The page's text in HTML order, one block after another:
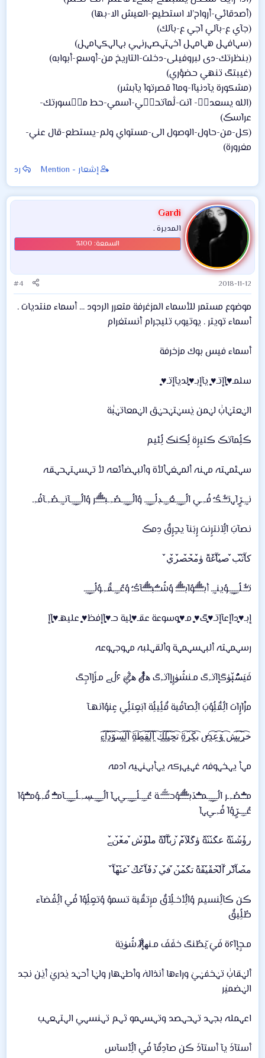
(أصدقائي-أرواح’لا استطيع-العيش الا-بها)
(جآي ع-بآلي آجي ع-بآلك)
(سہافہل هہامہل آخہتہصہرنہي بہالہكہامہل)
(بنظرتك-دى لبروفيلى-دخلت-التاريخ من-أوسع-أبوابه)
(غيبتگ تنهي حضؤري)
(مشكورة يآدنيآا-وماآ قصرتوآ يآبشر)
(الله يسعدڪۧ- آنت-ڷمآتحڪۧي-آسمي-حط مڪۧسورتك-
عرآسڪ)
(كل-من-حاول-الوصول الى-مستواي ولم-يستطع-قال عني-
مغرورة)
إشعار - Mention رد
Gardi
المديرة .
2018-11-12
#4
موضوع مستمر للأسماء المزغرفة متعرر الردود ... أسماء منتديات .
أسماء تويتر . يوتيوب تليجرام أنستغرام
أسماء فيس بوك مزخرفة
سلمـ♥̨̥̬̩آإتـ♥̨̥̬̩ يآإبـ♥̨̥̬̩لديآإتـ♥̨̥̬̩
الہٰعتہٰابٰٰ لہٰمن يٰسہٰتہٰحہٰق الہٰمعاتہٰبٰٰة
ڪلُِمآتڪ ڪتيرٍة لُِڪنڪ لُِئيم
سہئمہتہ مہنہ ألمہغہألأة وألبہضأئعہ لأ تہسہتہحہقہ
نـِِـِـڒٍآﮩتـٌـٌٌـكُـُ فُـ,ـي آلُـِـِِـِِِـِِـِـعٌـِـِِـِـڊلُـِـِِـِِِـِِـِـ وُآلُـِـِِـِِِـِِـِـصُـ,ـبـٌـٌٌـٌٌٌـٌٌـٌر وُآلُـِـِِـِِِـِِـِـآنـِِـِـصُـ,ـآفُـ,ـ
نصآبَ آلُِآنترٍنت رٍبَنآ يحٍرٍقٌ دِمڪ
ك̀́آ̀́ت̀́ب̀́ ص̀́ي̀́آ̀́غ̀́ة ۈ̀́م̀́ح̀́ص̀́ر̀́ي̀́
تـٌـٌٌـلُـِـِِـِِِـِِـِـوُينـِِـِـ أبـٌـٌٌـٌٌٌـٌٌـٌوُآبـٌـٌٌـٌٌٌـٌٌـٌ وُشُـُـُُـُبـٌـٌٌـٌٌٌـٌٌـٌآكُـُ وُعٌـِـِِـِـقٌـ,ـوُلُـِـِِـِِِـِِـِـ
إبـ♥̨̥̬̩دآإعآإتـ♥̨̥̬̩گ♥̨̥̬̩ مـ♥̨̥̬̩وسوعة عقـ♥̨̥̬̩لية حـ♥̨̥̬̩آإفظ♥̨̥̬̩ عليهـ♥̨̥̬̩آإ
رسہمہتہ ألبہسہمہة وألقہلبہ مہوجہوعہ
فَيَسًٌُُ̜̌بۈگإآتـ,گ مـنشُۈرٍإآتـ,گ ه̷̸̐لُ ه̷̸̐يَ ۶لُﮯ مـزًإآجٍگ
مزْآرٍآت آلُِقٌلُِوُبَ آلُِصآفُية قٌلُِيلُِة آبَعٍتلُِي عٍنوُآنهـآ
خ̯͡ر̯͡ب̯͡ش̯͡ ۆ̯͡ع̯͡ض ب̯͡ك̯͡ر̯͡ة ت̯͡ج̯͡ي̯͡ل̯͡ك̯͡ آ̯͡ل̯͡ق̯͡ط̯͡ة آ̯͡ل̯͡س̯͡ۆ̯͡د̯͡آ̯͡ء
مہأ يہخہوفہ غہيہركہ يہأبہنہيہ آدمہ
مـْـْْـْصُـ,ـر آلُـِـِِـِِِـِِـِـمـْـْْـْڏبـٌـٌٌـٌٌٌـٌٌـٌوُحـًـًًـًًًـًًـًـة عٌـِـِِـِـلُـِـِِـِِِـِِـِـيﮩآ آلُـِـِِـِِِـِِـِـڛـ,ـلُـِـِِـِِِـِِـِـآمـْـْْـْ قٌـ,ـوُمـْـْْـْوُآ
عٌـِـِِـِـڒٍوُآ فُـ,ـيﮩآ
ر̀́ۈ̀́ش̀́ن̀́ة ع̀́ك̀́ن̀́ن̀́ة ۈ̀́ك̀́ل̀́آ̀́م̀́ ز̀́ب̀́آ̀́ل̀́ة م̀́ل̀́ۈ̀́ش̀́ م̀́ع̀́ن̀́ﮯ
م̀́ص̀́آ̀́ئر̀́ آ̀́ل̀́ح̀́ق̀́ي̀́ق̀́ة ت̀́ك̀́م̀́ن̀́ ف̀́ي̀́ د̀́ف̀́آ̀́ع̀́ك̀́ ع̀́ن̀́ه̀́آ̀́
ڪن ڪآلُِنسيم وُآلُِأخـلُِآقٌ مرٍتقٌية تسموُ وُتعٍلُِوُآ فُي آلُِفُضآء
طُلُِيقٌ
مـجٍإآ۶ة فَيَ ̜̌بطُنگ خفَفَ مـنه̷̸̐إآ شُۈيَة
ألہٰقابٰٰ تہٰخفہٰيٰ وراءها أنذالہٰ وأطہٰهار ولہٰا أحہٰد يٰدريٰ أيٰن نجد
الہٰضميٰر
اعہملہ بجہد تہحہصد وتہسہمو ثہم تہنسہي الہتہعہب
أستآذَ يآ أستآذَ ڪن صآدِقٌآ فُي آلُِأسآس